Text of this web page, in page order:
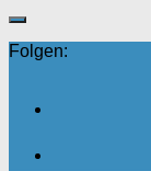
Folgen: